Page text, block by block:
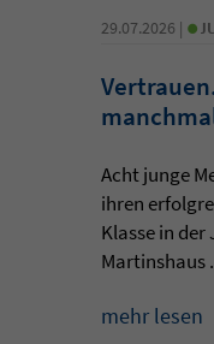
29.07.2026 | •
Acht junge
ihren
Klasse in
Martinshaus
mehr lesen